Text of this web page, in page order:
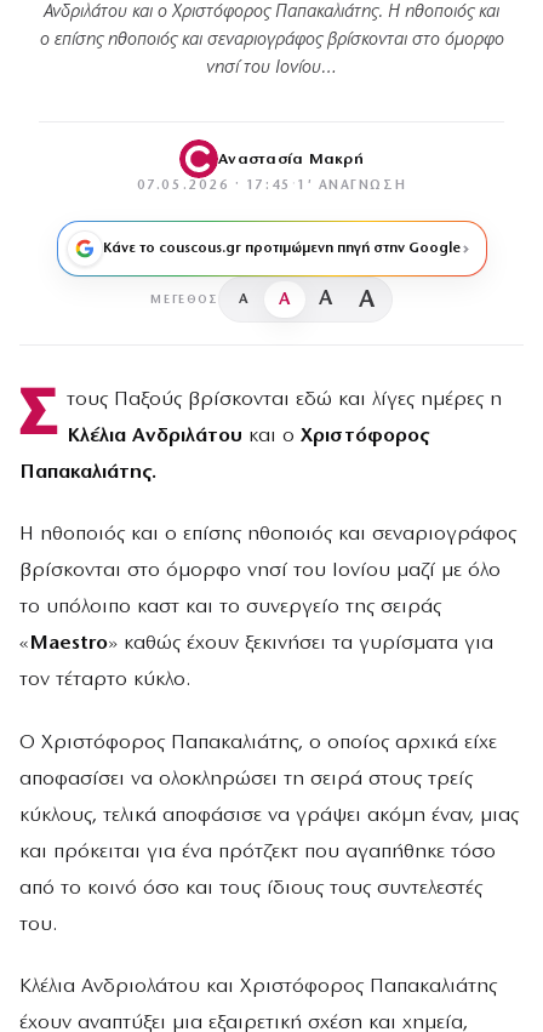
Ανδριλάτου και ο Χριστόφορος Παπακαλιάτης. Η ηθοποιός και
ο επίσης ηθοποιός και σεναριογράφος βρίσκονται στο όμορφο
νησί του Ιονίου…
Αναστασία Μακρή
07.05.2026 · 17:45 · 1′ ΑΝΆΓΝΩΣΗ
Κάνε το couscous.gr προτιμώμενη πηγή στην Google
ΜΈΓΕΘΟΣ A A A A
Σ τους Παξούς βρίσκονται εδώ και λίγες ημέρες η
Κλέλια Ανδριλάτου και ο Χριστόφορος
Παπακαλιάτης.
Η ηθοποιός και ο επίσης ηθοποιός και σεναριογράφος
βρίσκονται στο όμορφο νησί του Ιονίου μαζί με όλο
το υπόλοιπο καστ και το συνεργείο της σειράς
«Maestrο» καθώς έχουν ξεκινήσει τα γυρίσματα για
τον τέταρτο κύκλο.
Ο Χριστόφορος Παπακαλιάτης, ο οποίος αρχικά είχε
αποφασίσει να ολοκληρώσει τη σειρά στους τρείς
κύκλους, τελικά αποφάσισε να γράψει ακόμη έναν, μιας
και πρόκειται για ένα πρότζεκτ που αγαπήθηκε τόσο
από το κοινό όσο και τους ίδιους τους συντελεστές
του.
Κλέλια Ανδριολάτου και Χριστόφορος Παπακαλιάτης
έχουν αναπτύξει μια εξαιρετική σχέση και χημεία,